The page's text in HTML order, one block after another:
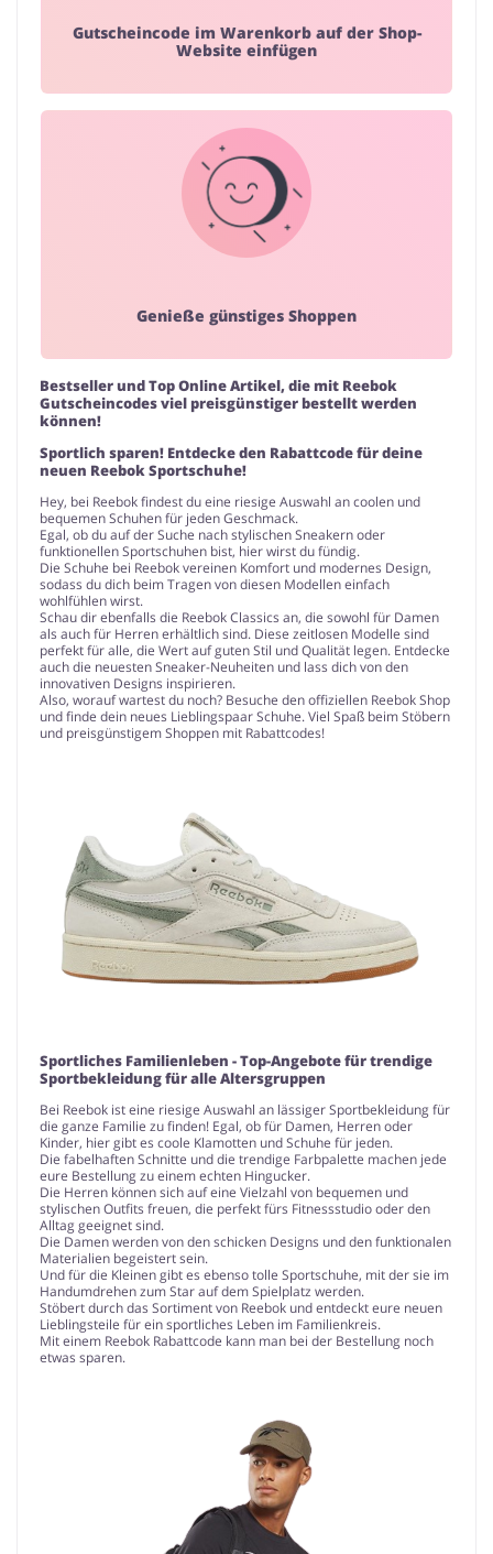
Gutscheincode im Warenkorb auf der Shop-
Website einfügen
Genieße günstiges Shoppen
Bestseller und Top Online Artikel, die mit Reebok
Gutscheincodes viel preisgünstiger bestellt werden
können!
Sportlich sparen! Entdecke den Rabattcode für deine
neuen Reebok Sportschuhe!
Hey, bei Reebok findest du eine riesige Auswahl an coolen und
bequemen Schuhen für jeden Geschmack.
Egal, ob du auf der Suche nach stylischen Sneakern oder
funktionellen Sportschuhen bist, hier wirst du fündig.
Die Schuhe bei Reebok vereinen Komfort und modernes Design,
sodass du dich beim Tragen von diesen Modellen einfach
wohlfühlen wirst.
Schau dir ebenfalls die Reebok Classics an, die sowohl für Damen
als auch für Herren erhältlich sind. Diese zeitlosen Modelle sind
perfekt für alle, die Wert auf guten Stil und Qualität legen. Entdecke
auch die neuesten Sneaker-Neuheiten und lass dich von den
innovativen Designs inspirieren.
Also, worauf wartest du noch? Besuche den offiziellen Reebok Shop
und finde dein neues Lieblingspaar Schuhe. Viel Spaß beim Stöbern
und preisgünstigem Shoppen mit Rabattcodes!
Sportliches Familienleben - Top-Angebote für trendige
Sportbekleidung für alle Altersgruppen
Bei Reebok ist eine riesige Auswahl an lässiger Sportbekleidung für
die ganze Familie zu finden! Egal, ob für Damen, Herren oder
Kinder, hier gibt es coole Klamotten und Schuhe für jeden.
Die fabelhaften Schnitte und die trendige Farbpalette machen jede
eure Bestellung zu einem echten Hingucker.
Die Herren können sich auf eine Vielzahl von bequemen und
stylischen Outfits freuen, die perfekt fürs Fitnessstudio oder den
Alltag geeignet sind.
Die Damen werden von den schicken Designs und den funktionalen
Materialien begeistert sein.
Und für die Kleinen gibt es ebenso tolle Sportschuhe, mit der sie im
Handumdrehen zum Star auf dem Spielplatz werden.
Stöbert durch das Sortiment von Reebok und entdeckt eure neuen
Lieblingsteile für ein sportliches Leben im Familienkreis.
Mit einem Reebok Rabattcode kann man bei der Bestellung noch
etwas sparen.